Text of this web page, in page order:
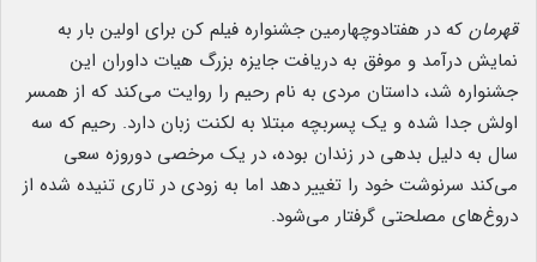
قهرمان که در هفتادوچهارمین جشنواره فیلم کن برای اولین بار به
نمایش درآمد و موفق به دریافت جایزه بزرگ هیات داوران این
جشنواره شد، داستان مردی به نام رحیم را روایت می‌کند که از همسر
اولش جدا شده و یک پسربچه مبتلا به لکنت زبان دارد. رحیم که سه
سال به دلیل بدهی در زندان بوده، در یک مرخصی دوروزه سعی
می‌کند سرنوشت خود را تغییر دهد اما به زودی در تاری تنیده شده از
دروغ‌های مصلحتی گرفتار می‌شود.